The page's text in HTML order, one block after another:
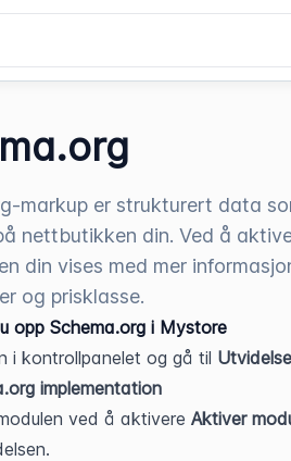
markup er strukturert data
nettbutikken din. Ved å
din vises med mer
og prisklasse.
opp Schema.org i Mystore
i kontrollpanelet og gå til
implementation
ved å aktivere Aktiver